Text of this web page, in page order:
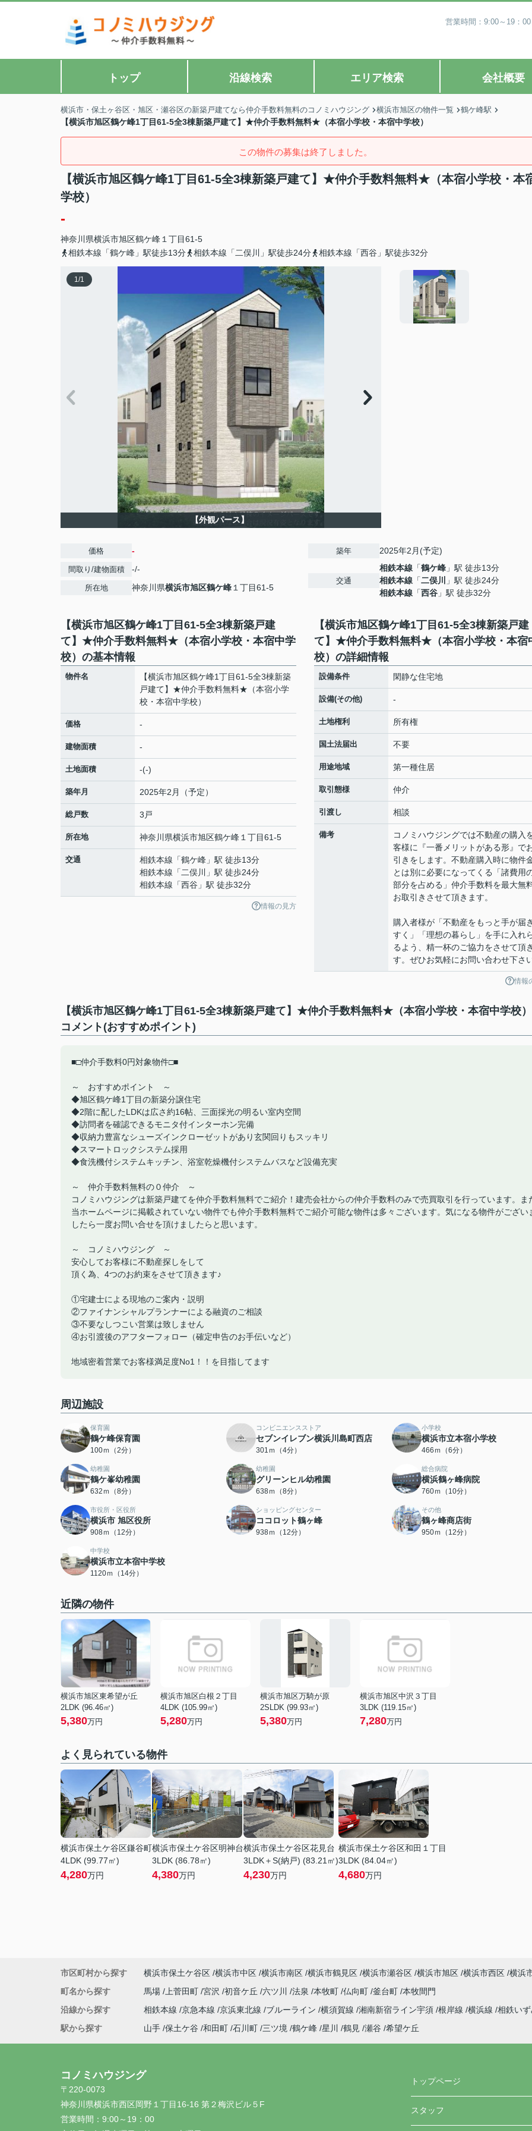
営業時間：9:00～19：
トップ 沿線検索 エリア検索 会社概要
横浜市・保土ヶ谷区・旭区・瀬谷区の新築戸建てなら仲介手数料無料のコノミハウジング 横浜市旭区の物件一覧 鶴ケ峰駅
【横浜市旭区鶴ケ峰1丁目61-5全3棟新築戸建て】★仲介手数料無料★（本宿小学校・本宿中学校）
この物件の募集は終了しました。
【横浜市旭区鶴ケ峰1丁目61-5全3棟新築戸建て】★仲介手数料無料★（本宿小学校・本
学校）
-
神奈川県横浜市旭区鶴ケ峰 １丁目61-5
相鉄本線「鶴ケ峰」駅徒歩13分
相鉄本線「二俣川」駅徒歩24分 相鉄本線「西谷」駅徒歩32分
1/1
【外観パース】
価格 -
間取り/建物面積 -/-
所在地 神奈川県横浜市旭区鶴ケ峰 １丁目61-5
築年 2025年2月(予定)
交通
相鉄本線 「鶴ケ峰 」駅 徒歩13分
相鉄本線 「二俣川
」駅 徒歩24分
相鉄本線 「西谷 」駅 徒歩32分
【横浜市旭区鶴ケ峰1丁目61-5全3棟新築戸建
て】★仲介手数料無料★（本宿小学校・本宿中学
校）の基本情報
物件名
【横浜市旭区鶴ケ峰1丁目61-5全3棟新築
戸建て】★仲介手数料無料★（本宿小学
校・本宿中学校）
価格 -
建物面積 -
土地面積 -(-)
築年月 2025年2月（予定）
総戸数 3戸
所在地 神奈川県横浜市旭区鶴ケ峰 １丁目61-5
交通 相鉄本線 「鶴ケ峰 」駅 徒歩13分
相鉄本線 「 二俣川
」駅 徒歩24分
相鉄本線 「西谷 」駅 徒歩32分
情報の見方
【横浜市旭区鶴ケ峰1丁目61-5全3棟新築戸建
て】★仲介手数料無料★（本宿小学校・本宿
校）の詳細情報
設備条件 閑静な住宅地
設備(その他) -
土地権利 所有権
国土法届出 不要
用途地域 第一種住居
取引態様 仲介
引渡し 相談
備考
コノミハウジングでは不動産の購入
客様に『一番メリットがある形』で
引きをします。不動産購入時に物件
とは別に必要になってくる「諸費用
部分を占める」仲介手数料を最大無
お取引きさせて頂きます。
購入者様が「不動産をもっと手が届
すく」「理想の暮らし」を手に入れ
るよう、精一杯のご協力をさせて頂
す。ぜひお気軽にお問い合わせ下さ
情報
【横浜市旭区鶴ケ峰1丁目61-5全3棟新築戸建て】★仲介手数料無料★（本宿小学校・本宿中学校
コメント(おすすめポイント)
■□仲介手数料0円対象物件□■
～ おすすめポイント ～
◆旭区鶴ケ峰1丁目の新築分譲住宅
◆2階に配したLDKは広さ約16帖、三面採光の明るい室内空間
◆訪問者を確認できるモニタ付インターホン完備
◆収納力豊富なシューズインクローゼットがあり玄関回りもスッキリ
◆スマートロックシステム採用
◆食洗機付システムキッチン、浴室乾燥機付システムバスなど設備充実
～ 仲介手数料無料の０仲介 ～
コノミハウジングは新築戸建てを仲介手数料無料でご紹介！建売会社からの仲介手数料のみで売買取引を行っています。ま
当ホームページに掲載されていない物件でも仲介手数料無料でご紹介可能な物件は多々ございます。気になる物件がござい
したら一度お問い合せを頂けましたらと思います。
～ コノミハウジング ～
安心してお客様に不動産探しをして
頂く為、4つのお約束をさせて頂きます♪
①宅建士による現地のご案内・説明
②ファイナンシャルプランナーによる融資のご相談
③不要なしつこい営業は致しません
④お引渡後のアフターフォロー（確定申告のお手伝いなど）
地域密着営業でお客様満足度No1！！を目指してます
周辺施設
保育園
鶴ケ峰保育園
100ｍ（2分）
コンビニエンスストア
セブンイレブン横浜川島町西店
301ｍ（4分）
小学校
横浜市立本宿小学校
466ｍ（6分）
幼稚園
鶴ケ峯幼稚園
632ｍ（8分）
幼稚園
グリーンヒル幼稚園
638ｍ（8分）
総合病院
横浜鶴ヶ峰病院
760ｍ（10分）
市役所・区役所
横浜市 旭区役所
908ｍ（12分）
ショッピングセンター
ココロット鶴ヶ峰
938ｍ（12分）
その他
鶴ヶ峰商店街
950ｍ（12分）
中学校
横浜市立本宿中学校
1120ｍ（14分）
近隣の物件
横浜市旭区東希望が丘
2LDK (96.46㎡)
5,380万円
横浜市旭区白根２丁目
4LDK (105.99㎡)
5,280万円
横浜市旭区万騎が原
2SLDK (99.93㎡)
5,380万円
横浜市旭区中沢３丁目
3LDK (119.15㎡)
7,280万円
よく見られている物件
横浜市保土ケ谷区鎌谷町
4LDK (99.77㎡)
4,280万円
横浜市保土ケ谷区明神台
3LDK (86.78㎡)
4,380万円
横浜市保土ケ谷区花見台
3LDK＋S(納戸) (83.21㎡)
4,230万円
横浜市保土ケ谷区和田１丁目
3LDK (84.04㎡)
4,680万円
市区町村から探す 横浜市保土ケ谷区 横浜市中区 横浜市南区 横浜市鶴見区 横浜市瀬谷区 横浜市旭区 横浜市西区 横浜
町名から探す
馬場 上菅田町 宮沢 初音ケ丘 六ツ川 法泉 本牧町 仏向町 釜台町 本牧間門
沿線から探す
相鉄本線 京急本線 京浜東北線 ブルーライン 横須賀線 湘南新宿ライン宇須 根岸線 横浜線 相鉄い
駅から探す
山手 保土ケ谷 和田町 石川町 三ツ境 鶴ケ峰 星川 鶴見 瀬谷 希望ケ丘
コノミハウジング
〒220-0073
神奈川県横浜市西区岡野１丁目16-16 第２梅沢ビル５F
営業時間： 9:00～19：00
トップページ
スタッフ